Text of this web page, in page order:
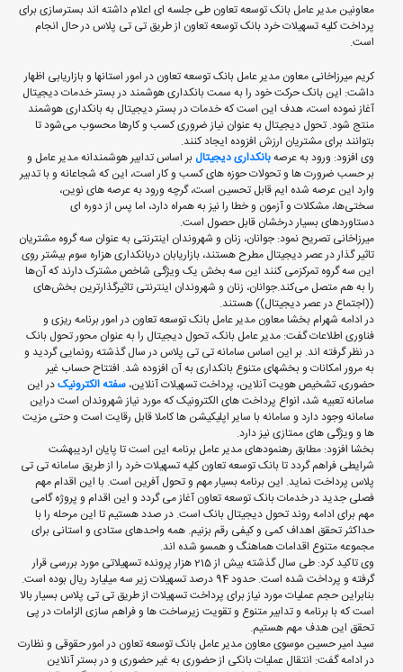
معاونین مدیر عامل بانک توسعه تعاون طی جلسه ای اعلام داشته اند بسترسازی برای
پرداخت کلیه تسهیلات خرد بانک توسعه تعاون از طریق تی تی پلاس در حال انجام
است.
کریم میرزاخانی معاون مدیر عامل بانک توسعه تعاون در امور استانها و بازاریابی اظهار
داشت: این بانک حرکت خود را به سمت بانکداری هوشمند در بستر خدمات دیجیتال
آغاز نموده است، هدف این است که خدمات در بستر دیجیتال به بانکداری هوشمند
منتج شود. تحول دیجیتال به عنوان نیاز ضروری کسب و کارها محسوب می‌شود تا
بتوانند برای مشتریان ارزش افزوده ایجاد کنند.
وی افزود: ورود به عرصهبانکداری دیجیتال بر اساس تدابیر هوشمندانه مدیر عامل و
بر حسب ضرورت ها و تحولات حوزه های کسب و کار است، این که شجاعانه و با تدبیر
وارد این عرصه شده ایم قابل تحسین است، گرچه ورود به عرصه های نوین،
سختی‌ها، مشکلات و آزمون و خطا را نیز به همراه دارد، اما پس از دوره ای
دستاوردهای بسیار درخشان قابل حصول است.
میرزاخانی تصریح نمود: جوانان، زنان و شهروندان اینترنتی به عنوان سه گروه‌ مشتریان
تاثیر گذار در عصر دیجیتال مطرح هستند، بازاریابان دربانکداری هزاره سوم بیشتر روی
این سه گروه تمرکزمی کنند این سه بخش یک ویژگی شاخص مشترک دارند که آن‌ها
را به هم‌ متصل می‌کند.جوانان، زنان و شهروندان اینترنتی تاثیرگذارترین بخش‌های
((اجتماع در عصر دیجیتال)) هستند.
در ادامه شهرام بخشا معاون مدیر عامل بانک توسعه تعاون در امور برنامه ریزی و
فناوری اطلاعات گفت: مدیر عامل بانک، تحول دیجیتال را به عنوان محور تحول بانک
در نظر گرفته اند. بر این اساس سامانه تی تی پلاس در سال گذشته رونمایی گردید و
به مرور امکانات و بخشهای متنوع بانکداری به آن افزوده شد. افتتاح حساب غیر
حضوری، تشخیص هویت آنلاین، پرداخت تسهیلات آنلاین، سفته الکترونیکدر این
سامانه تعبیه شد، انواع پرداخت های الکترونیک که مورد نیاز شهروندان است دراین
سامانه وجود دارد و سامانه با سایر اپلیکیشن ها کاملا قابل رقایت است و حتی مزیت
ها و ویژگی های ممتازی نیز دارد.
بخشا افزود: مطابق رهنمودهای مدیر عامل برنامه این است تا پایان اردیبهشت
شرایطی فراهم گردد تا بانک توسعه تعاون کلیه تسهیلات خرد را از طریق سامانه تی تی
پلاس پرداخت نماید. این برنامه بسیار مهم و تحول آفرین است. با این اقدام مهم
فصلی جدید در خدمات بانک توسعه تعاون آغاز می گردد و این اقدام و پروژه گامی
مهم برای ادامه روند تحول دیجیتال بانک است. در صدد هستیم تا این مرحله را با
حداکثر تحقق اهداف کمی و کیفی رقم بزنیم. همه واحدهای ستادی و استانی برای
مجموعه متنوع اقدامات هماهنگ و همسو شده اند.
وی تاکید کرد: طی سال گذشته بیش از 215 هزار پرونده تسهیلاتی مورد بررسی قرار
گرفته و پرداخت شده است. حدود 94 درصد تسهیلات زیر سه میلیارد ریال بوده است.
بنابراین حجم عملیات مورد نیاز برای پرداخت تسهیلات از طریق تی تی پلاس بسیار بالا
است که با برنامه و تدابیر متنوع و تقویت زیرساخت ها و فراهم سازی الزامات در پی
تحقق این هدف مهم هستیم.
سید امیر حسین موسوی معاون مدیر عامل بانک توسعه تعاون در امور حقوقی و نظارت
در ادامه گفت: انتقال عملیات بانکی از حضوری به غیر حضوری و در بستر آنلاین